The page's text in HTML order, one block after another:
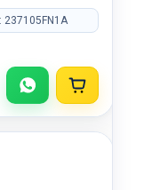
237105FN1A